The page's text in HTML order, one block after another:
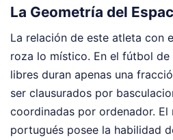
La Geometría del
La relación de este atleta con
roza lo místico. En el fútbol
libres duran apenas una
ser clausurados por
coordinadas por ordenador. El
portugués posee la habilidad